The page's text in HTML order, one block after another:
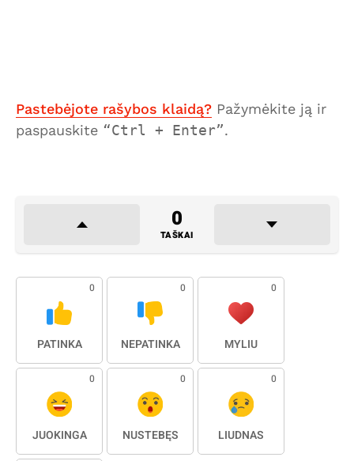
Pastebėjote rašybos klaidą? Pažymėkite ją ir
paspauskite
Ctrl + Enter .
0
TAŠKAI
0
PATINKA
0
NEPATINKA
0
MYLIU
0
JUOKINGA
0
NUSTEBĘS
0
LIŪDNAS